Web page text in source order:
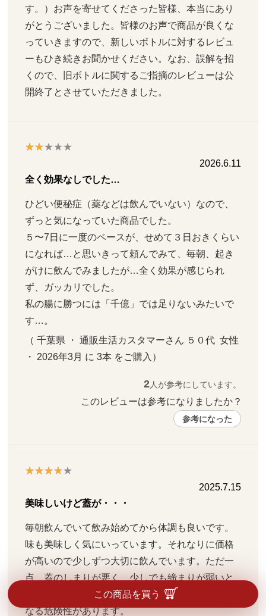
この商品を買う
す。）お声を寄せてくださった皆様、本当にあり
がとうございました。皆様のお声で商品が良くな
っていきますので、新しいボトルに対するレビュ
ーもひき続きお聞かせください。なお、誤解を招
くので、旧ボトルに関するご指摘のレビューは公
開終了とさせていただきました。
2026.6.11
全く効果なしでした…
ひどい便秘症（薬などは飲んでいない）なので、
ずっと気になっていた商品でした。
５〜7日に一度のペースが、せめて３日おきくらい
になれば…と思いきって頼んでみて、毎朝、起き
がけに飲んでみましたが…全く効果が感じられ
ず、ガッカリでした。
私の腸に勝つには「千億」では足りないみたいで
す…。
（ 千葉県 ・ 通販生活カスタマーさん ５０代  女性
・ 2026年3月 に 3本 をご購入）
2人が参考にしています。
このレビューは参考になりましたか？
参考になった
2025.7.15
美味しいけど蓋が・・・
毎朝飲んでいて飲み始めてから体調も良いです。
味も美味しく気にいっています。それなりに価格
が高いので少しずつ大切に飲んでいます。ただ一
点、蓋のしまりが悪く、少しでも締まりが弱いと
ボトルを振った時に液体が漏れてびしょびしょに
なる危険性があります。